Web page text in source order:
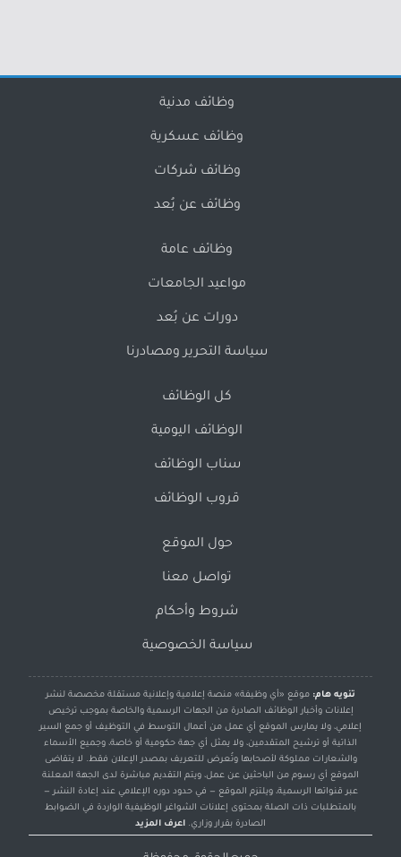
وظائف مدنية
وظائف عسكرية
وظائف شركات
وظائف عن بُعد
وظائف عامة
مواعيد الجامعات
دورات عن بُعد
سياسة التحرير ومصادرنا
كل الوظائف
الوظائف اليومية
سناب الوظائف
قروب الوظائف
حول الموقع
تواصل معنا
شروط وأحكام
سياسة الخصوصية
تنويه هام: موقع «أي وظيفة» منصة إعلامية وإعلانية مستقلة مخصصة لنشر
إعلانات وأخبار الوظائف الصادرة من الجهات الرسمية والخاصة بموجب ترخيص
إعلامي، ولا يمارس الموقع أي عمل من أعمال التوسط في التوظيف أو جمع السير
الذاتية أو ترشيح المتقدمين، ولا يمثل أي جهة حكومية أو خاصة، وجميع الأسماء
والشعارات مملوكة لأصحابها وتُعرض للتعريف بمصدر الإعلان فقط. لا يتقاضى
الموقع أي رسوم من الباحثين عن عمل، ويتم التقديم مباشرة لدى الجهة المعلنة
عبر قنواتها الرسمية، ويلتزم الموقع — في حدود دوره الإعلامي عند إعادة النشر —
بالمتطلبات ذات الصلة بمحتوى إعلانات الشواغر الوظيفية الواردة في الضوابط
الصادرة بقرار وزاري. اعرف المزيد